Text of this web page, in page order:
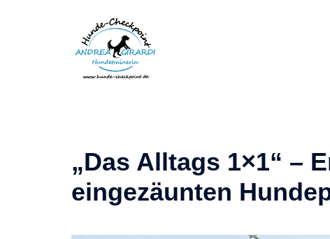
„Das Alltags 1×1“ –
eingezäunten